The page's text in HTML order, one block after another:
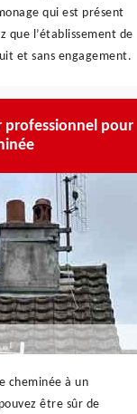
qui est présent
que l’établissement de
et sans engagement.
professionnel pour
cheminée à un
être sûr de